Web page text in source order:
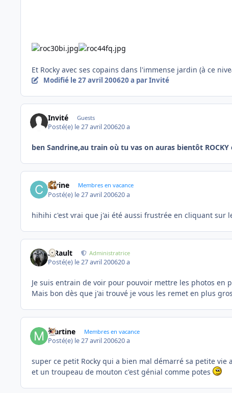
Et Rocky avec ses copains dans l'immense jardin (à ce
Modifié le 27 avril 200620 a par Invité
Invité Guests
Posté(e) le 27 avril 200620 a
ben Sandrine,au train où tu vas on auras bientôt
carine Membres en vacance
Posté(e) le 27 avril 200620 a
hihihi c'est vrai que j'ai été aussi frustrée en cliquant sur
S.Rault Administratrice
Posté(e) le 27 avril 200620 a
Je suis entrain de voir pour pouvoir mettre les photos
Mais bon dès que j'ai trouvé je vous les remet en plus
Martine Membres en vacance
Posté(e) le 27 avril 200620 a
super ce petit Rocky qui a bien mal démarré sa petite
et un troupeau de mouton c'est génial comme potes